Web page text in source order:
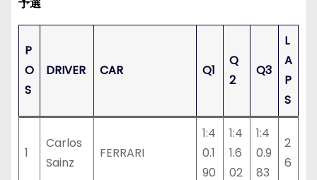
P
O
S
DRIVER CAR Q1
Q
2
Q3
L
A
P
S
1
Carlos
Sainz
FERRARI
1:4
0.1
90
1:4
1.6
02
1:4
0.9
83
2
6